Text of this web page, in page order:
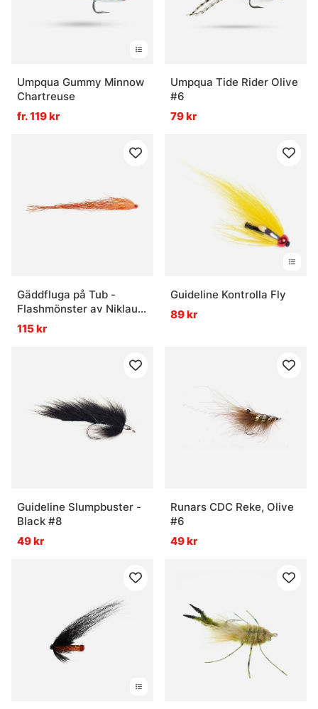
Umpqua Gummy Minnow
Chartreuse
fr. 119 kr
Umpqua Tide Rider Olive
#6
79 kr
Gäddfluga på Tub -
Flashmönster av Niklaus
Bauer, UV Carrot
115 kr
Guideline Kontrolla Fly
89 kr
Guideline Slumpbuster -
Black #8
49 kr
Runars CDC Reke, Olive
#6
49 kr